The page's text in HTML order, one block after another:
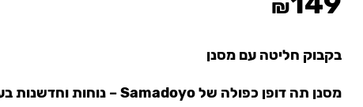
₪
בקבוק חליטה עם מסנן
מסנן תה דופן כפולה של Samadoyo – נוחות וחדשנות בעיצוב אחד